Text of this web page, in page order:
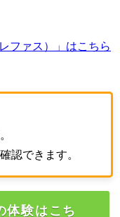
ファス）」はこちら
認できます。
体験はこち